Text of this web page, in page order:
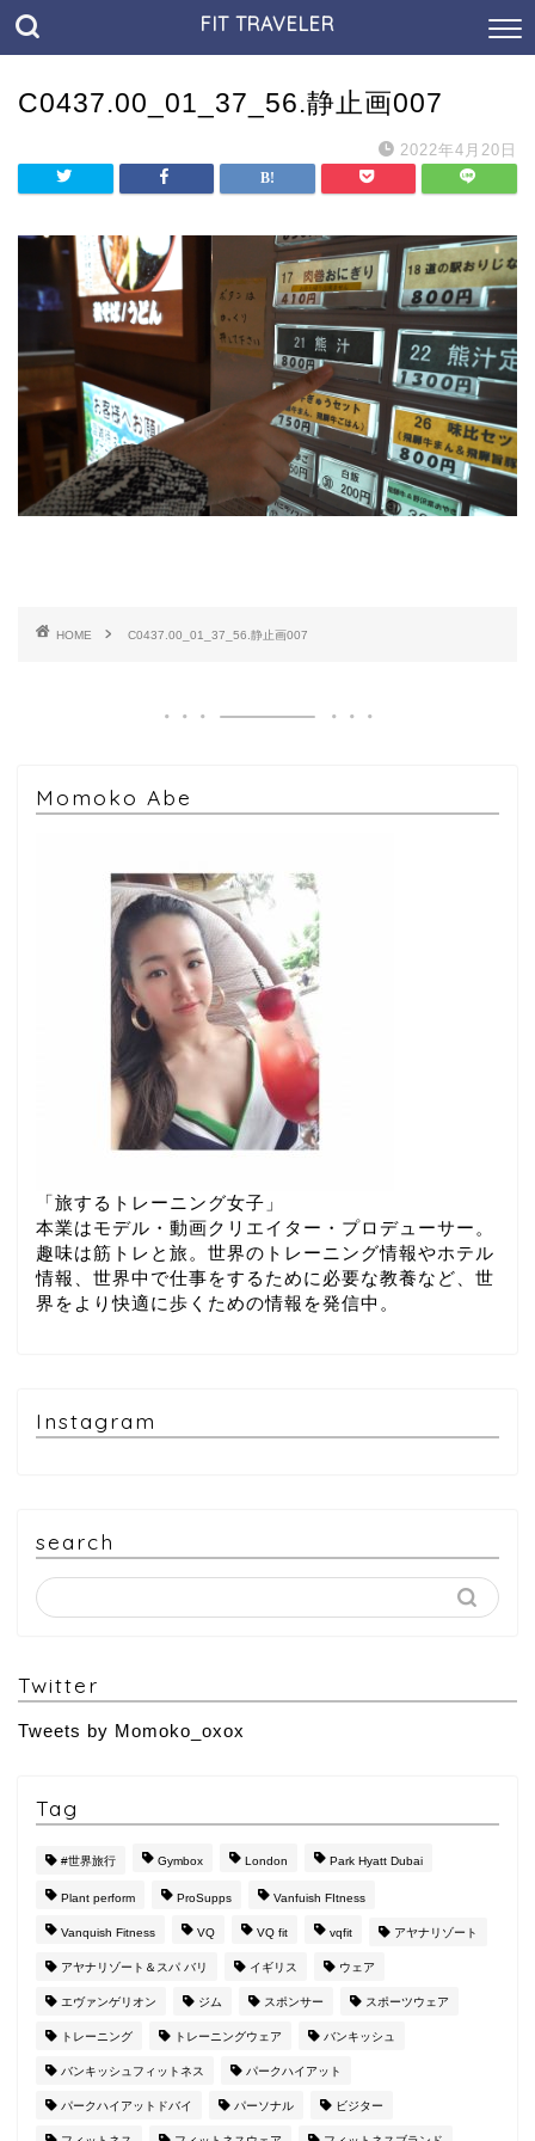
FIT TRAVELER
C0437.00_01_37_56.静止画007
2022年4月20日
HOME C0437.00_01_37_56.静止画007
Momoko Abe
「旅するトレーニング女子」
本業はモデル・動画クリエイター・プロデューサー。
趣味は筋トレと旅。世界のトレーニング情報やホテル
情報、世界中で仕事をするために必要な教養など、世
界をより快適に歩くための情報を発信中。
Instagram
search
Twitter
Tweets by Momoko_oxox
Tag
#世界旅行 Gymbox London Park Hyatt Dubai
Plant perform ProSupps Vanfuish FItness
Vanquish Fitness VQ VQ fit vqfit アヤナリゾート
アヤナリゾート＆スパ バリ イギリス ウェア
エヴァンゲリオン ジム スポンサー スポーツウェア
トレーニング トレーニングウェア バンキッシュ
バンキッシュフィットネス パークハイアット
パークハイアットドバイ パーソナル ビジター